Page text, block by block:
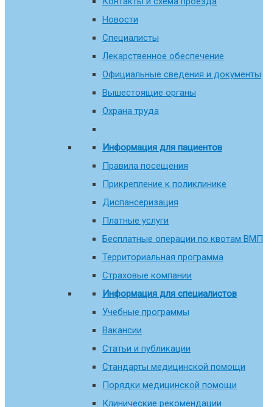
Новости
Специалисты
Лекарственное обеспечение
Официальные сведения и документы
Вышестоящие органы
Охрана труда
Информация для пациентов
Правила посещения
Прикрепление к поликлинике
Диспансеризация
Платные услуги
Бесплатные операции по квотам ВМП
Территориальная программа
Страховые компании
Информация для специалистов
Учебные программы
Вакансии
Статьи и публикации
Стандарты медицинской помощи
Порядки медицинской помощи
Клинические рекомендации